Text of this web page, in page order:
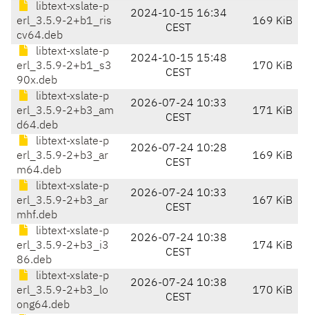
libtext-xslate-p
erl_3.5.9-2+b1_ris
cv64.deb
2024-10-15 16:34
CEST
169 KiB
libtext-xslate-p
erl_3.5.9-2+b1_s3
90x.deb
2024-10-15 15:48
CEST
170 KiB
libtext-xslate-p
erl_3.5.9-2+b3_am
d64.deb
2026-07-24 10:33
CEST
171 KiB
libtext-xslate-p
erl_3.5.9-2+b3_ar
m64.deb
2026-07-24 10:28
CEST
169 KiB
libtext-xslate-p
erl_3.5.9-2+b3_ar
mhf.deb
2026-07-24 10:33
CEST
167 KiB
libtext-xslate-p
erl_3.5.9-2+b3_i3
86.deb
2026-07-24 10:38
CEST
174 KiB
libtext-xslate-p
erl_3.5.9-2+b3_lo
ong64.deb
2026-07-24 10:38
CEST
170 KiB